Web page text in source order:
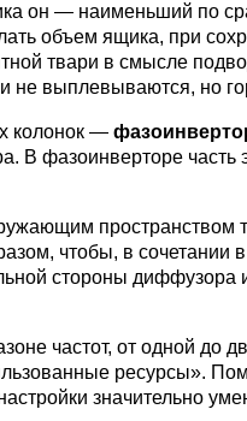
он — наименьший по
объем ящика, при
твари в смысле
и не выплевываются, но
колонок —
фазоинверторе часть
чтобы, в сочетании
стороны
частот, от одной до
ресурсы».
значительно